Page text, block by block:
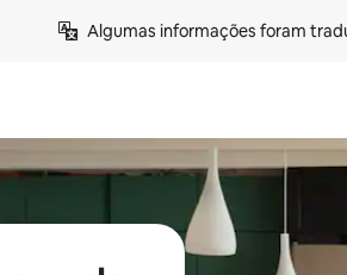
Algumas informações foram